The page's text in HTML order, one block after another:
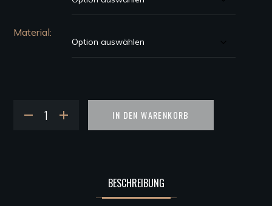
Material
IN DEN WARENKORB
BESCHREIBUNG